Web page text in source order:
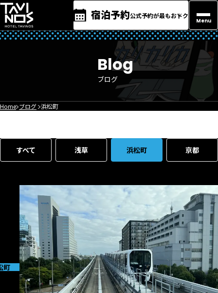
宿泊予約公式予約が最もおトク
Menu
Blog
ブログ
Home ブログ 浜松町
すべて 浅草 浜松町 京都
町